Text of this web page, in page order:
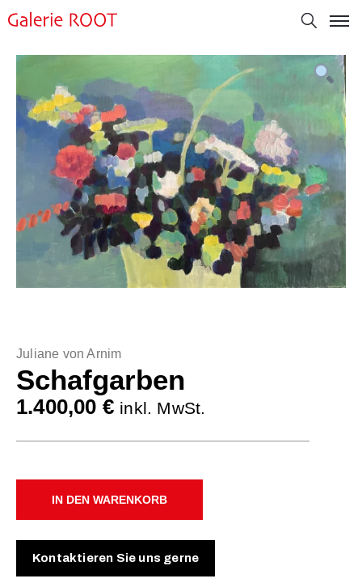
Juliane von Arnim
Schafgarben
1.400,00 € inkl. MwSt.
IN DEN WARENKORB
Kontaktieren Sie uns gerne